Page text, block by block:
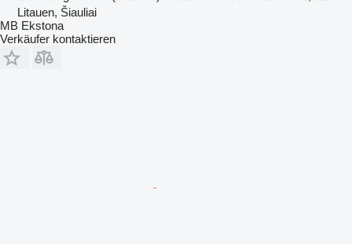
Litauen, Šiauliai
MB Ekstona
Verkäufer kontaktieren